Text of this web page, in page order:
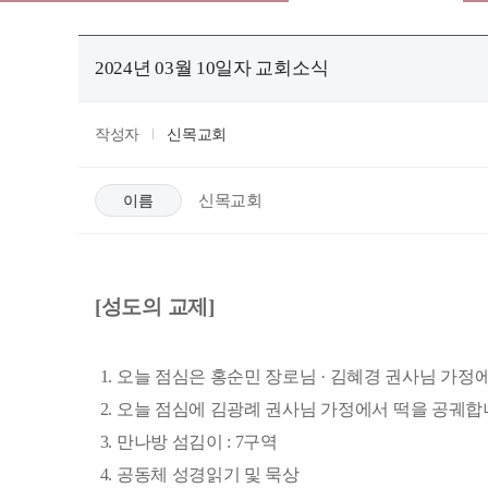
2024년 03월 10일자 교회소식
작성자 신목교회
이름 신목교회
​[성도의 교제]
1. 오늘 점심은 홍순민 장로님 · 김혜경 권사님 가정
2. 오늘 점심에 김광례 권사님 가정에서 떡을 공궤합
3. 만나방 섬김이 : 7구역
4. 공동체 성경읽기 및 묵상